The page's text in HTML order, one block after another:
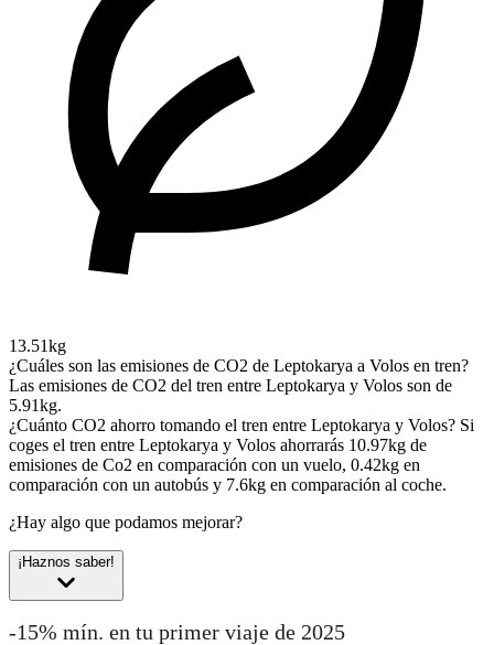
13.51kg
¿Cuáles son las emisiones de CO2 de Leptokarya a Volos en tren?
Las emisiones de CO2 del tren entre Leptokarya y Volos son de
5.91kg.
¿Cuánto CO2 ahorro tomando el tren entre Leptokarya y Volos? Si
coges el tren entre Leptokarya y Volos ahorrarás 10.97kg de
emisiones de Co2 en comparación con un vuelo, 0.42kg en
comparación con un autobús y 7.6kg en comparación al coche.
¿Hay algo que podamos mejorar?
¡Haznos saber!
-15% mín. en tu primer viaje de 2025